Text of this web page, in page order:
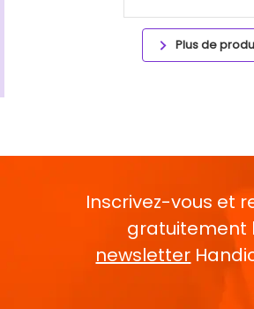
Plus de
Inscrivez-vous et
gratuitement
newsletter